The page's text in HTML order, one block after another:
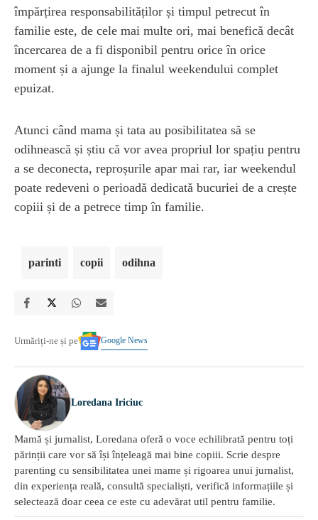
împărțirea responsabilităților și timpul petrecut în
familie este, de cele mai multe ori, mai benefică decât
încercarea de a fi disponibil pentru orice în orice
moment și a ajunge la finalul weekendului complet
epuizat.
Atunci când mama și tata au posibilitatea să se
odihnească și știu că vor avea propriul lor spațiu pentru
a se deconecta, reproșurile apar mai rar, iar weekendul
poate redeveni o perioadă dedicată bucuriei de a crește
copiii și de a petrece timp în familie.
parinti copii odihna
Urmăriți-ne și pe Google News
Loredana Iriciuc
Mamă și jurnalist, Loredana oferă o voce echilibrată pentru toți
părinții care vor să își înțeleagă mai bine copiii. Scrie despre
parenting cu sensibilitatea unei mame și rigoarea unui jurnalist,
din experiența reală, consultă specialiști, verifică informațiile și
selectează doar ceea ce este cu adevărat util pentru familie.